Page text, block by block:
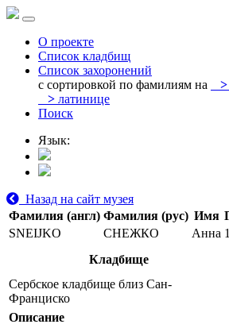
О проекте
Список кладбищ
Список захоронений
с сортировкой по фамилиям на
>
> латинице
Поиск
Язык:
Назад на сайт музея
Фамилия (англ) Фамилия (рус) Имя
SNEIJKO
СНЕЖКО Анна
Кладбище
Сербское кладбище близ Сан-
Франциско
Описание